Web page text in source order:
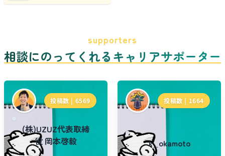
supporters
相談にのってくれるキャリアサポーター
投稿数 | 6569
(株)UZUZ代表取締
役 岡本啓毅
投稿数 | 1664
k_okamoto